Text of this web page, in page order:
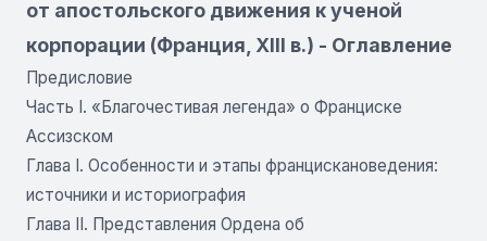
от апостольского движения к ученой
корпорации (Франция, XIII в.) - Оглавление
Предисловие
Часть I. «Благочестивая легенда» о Франциске
Ассизском
Глава I. Особенности и этапы францискановедения:
источники и историография
Глава II. Представления Ордена об